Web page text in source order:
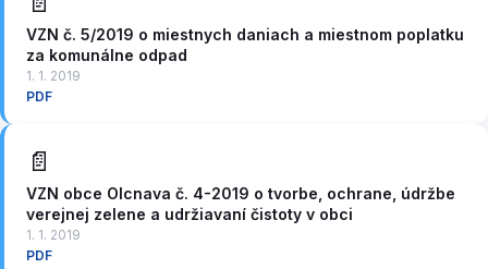
VZN č. 5/2019 o miestnych daniach a miestnom poplatku
za komunálne odpad
1. 1. 2019
PDF
📄
VZN obce Olcnava č. 4-2019 o tvorbe, ochrane, údržbe
verejnej zelene a udržiavaní čistoty v obci
1. 1. 2019
PDF